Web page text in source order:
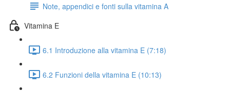
Note, appendici e fonti sulla vitamina A
Vitamina E
6.1 Introduzione alla vitamina E (7:18)
6.2 Funzioni della vitamina E (10:13)